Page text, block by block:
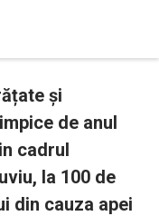
și
de anul
cadrul
la 100 de
din cauza apei